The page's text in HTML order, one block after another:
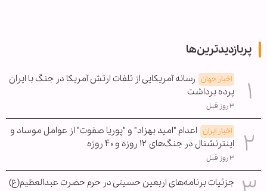
پربازدیدترین‌ها
اخبار جهان رسانه آمریکایی از تلفات ارتش آمریکا در جنگ با ایران
پرده برداشت
۳ روز قبل
اخبار ایران اعدام "امید بهزاد" و "پوریا صفوت" از عوامل موساد و
اینترنشنال در جنگ‌های ۱۲ روزه و ۴۰ روزه
۳ روز قبل
جزئیات برنامه‌های اربعین حسینی در حرم حضرت عبدالعظیم(ع)